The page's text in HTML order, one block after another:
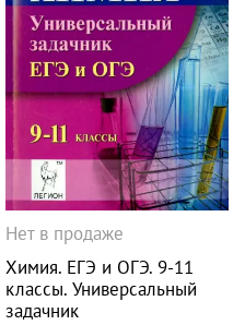
Нет в продаже
Химия. ЕГЭ и ОГЭ. 9-11
классы. Универсальный
задачник